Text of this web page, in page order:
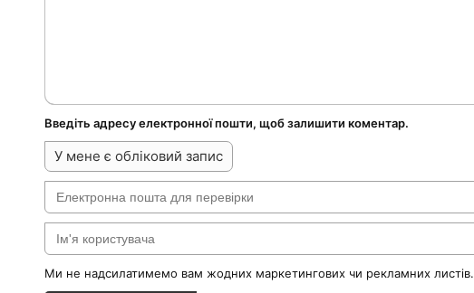
Введіть адресу електронної пошти, щоб залишити коментар.
У мене є обліковий запис
Ми не надсилатимемо вам жодних маркетингових чи рекламних листів.